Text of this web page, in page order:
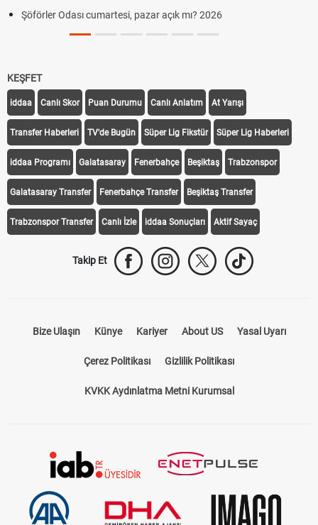
Şöförler Odası cumartesi, pazar açık mı? 2026
KEŞFET
iddaa Canlı Skor Puan Durumu Canlı Anlatım At Yarışı
Transfer Haberleri TV'de Bugün Süper Lig Fikstür Süper Lig Haberleri
iddaa Programı Galatasaray Fenerbahçe Beşiktaş Trabzonspor
Galatasaray Transfer Fenerbahçe Transfer Beşiktaş Transfer
Trabzonspor Transfer Canlı İzle iddaa Sonuçları Aktif Sayaç
Takip Et
Bize Ulaşın Künye Kariyer About US Yasal Uyarı
Çerez Politikası Gizlilik Politikası
KVKK Aydınlatma Metni Kurumsal